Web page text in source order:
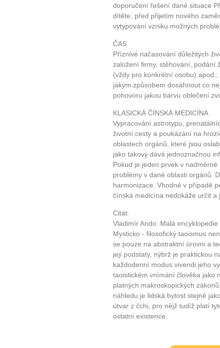
10 tipů
Máte pocit, že jste unaveni
Jak mít více energie
Jak vnést do života
Jak být šťastnější
doporučení řešení dané situace
dítěte, před přijetím nového
vytypování vzniku možných
ČAS
Příznivé načasování důležitých
založení firmy, stěhování, podání
(vždy pro konkrétní osobu)
jakým způsobem dosáhnout co
pohovoru jakou barvu oblečení
KLASICKÁ ČÍNSKÁ MEDICÍNA
Vypracování astrotypu,
životní cesty a poukázání na
oblastech orgánů, které jsou
jako takový dává jednoznačnou
Pokud je jeden prvek v
problémy v dané oblasti orgánů.
harmonizace. Vhodné v případě
čínská medicína nedokáže určit a
Citát:
Vladimír Ando: Malá
Mysticko - filosofický taoismus
se pouze na abstraktní úrovni a
její podstaty, nýbrž je praktickou
každodenní modus vivendi jeho
taoistickém vnímání člověka jako
platných makroskopických
náhledu je lidská bytost stejně
útvar z čchi, pro nějž tudíž platí
ostatní existence.